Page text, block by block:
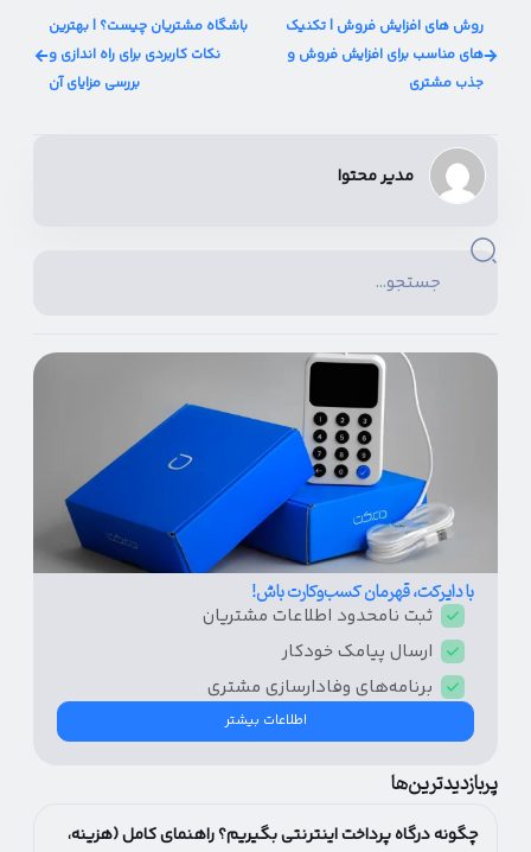
روش های افزایش فروش | تکنیک
های مناسب برای افزایش فروش و
جذب مشتری
باشگاه مشتریان چیست؟ | بهترین
نکات کاربردی برای راه اندازی و
بررسی مزایای آن
مدیر محتوا
با دایرکت، قهرمان کسب‌و‌کارت باش!
ثبت نامحدود اطلاعات مشتریان
ارسال پیامک‌ خودکار
برنامه‌های وفادار‌سازی مشتری
اطلاعات بیشتر
پربازدیدترین‌ها
چگونه درگاه پرداخت اینترنتی بگیریم؟ راهنمای کامل (هزینه،